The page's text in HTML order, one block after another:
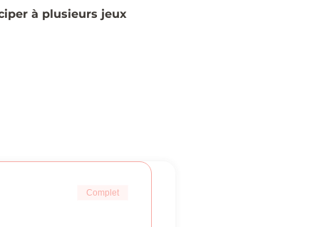
à plusieurs jeux
Complet